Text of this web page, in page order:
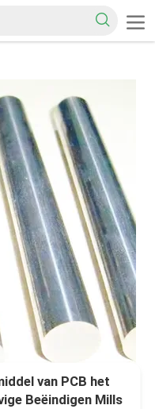
van PCB het
Beëindigen Mills